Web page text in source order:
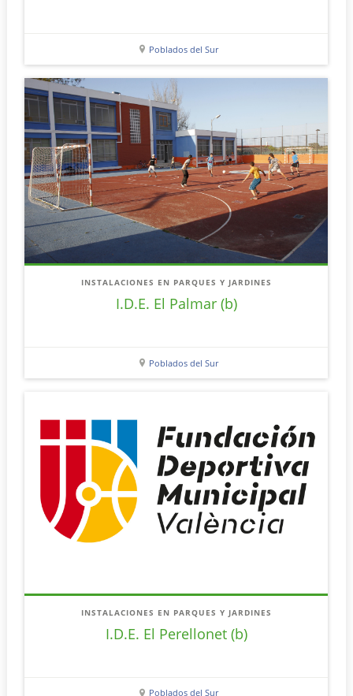
Poblados del Sur
INSTALACIONES EN PARQUES Y JARDINES
I.D.E. El Palmar (b)
Poblados del Sur
INSTALACIONES EN PARQUES Y JARDINES
I.D.E. El Perellonet (b)
Poblados del Sur